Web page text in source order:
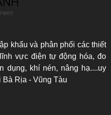
khẩu và phân phối các thiết
vực điện tự động hóa, đo
dụng, khí nén, nâng hạ....uy
Rịa - Vũng Tàu